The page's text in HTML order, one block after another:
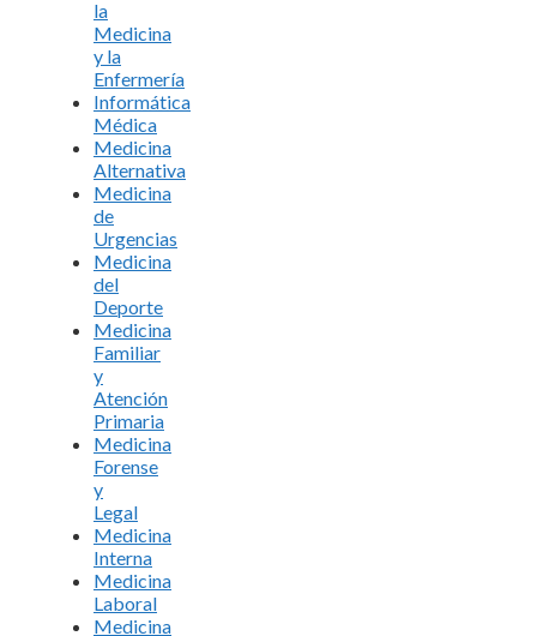
la
Medicina
y la
Enfermería
Informática
Médica
Medicina
Alternativa
Medicina
de
Urgencias
Medicina
del
Deporte
Medicina
Familiar
y
Atención
Primaria
Medicina
Forense
y
Legal
Medicina
Interna
Medicina
Laboral
Medicina